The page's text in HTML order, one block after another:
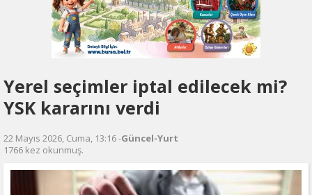
Yerel seçimler iptal edilecek mi?
YSK kararını verdi
22 Mayıs 2026, Cuma, 13:16 -Güncel-Yurt
1766 kez okunmuş.